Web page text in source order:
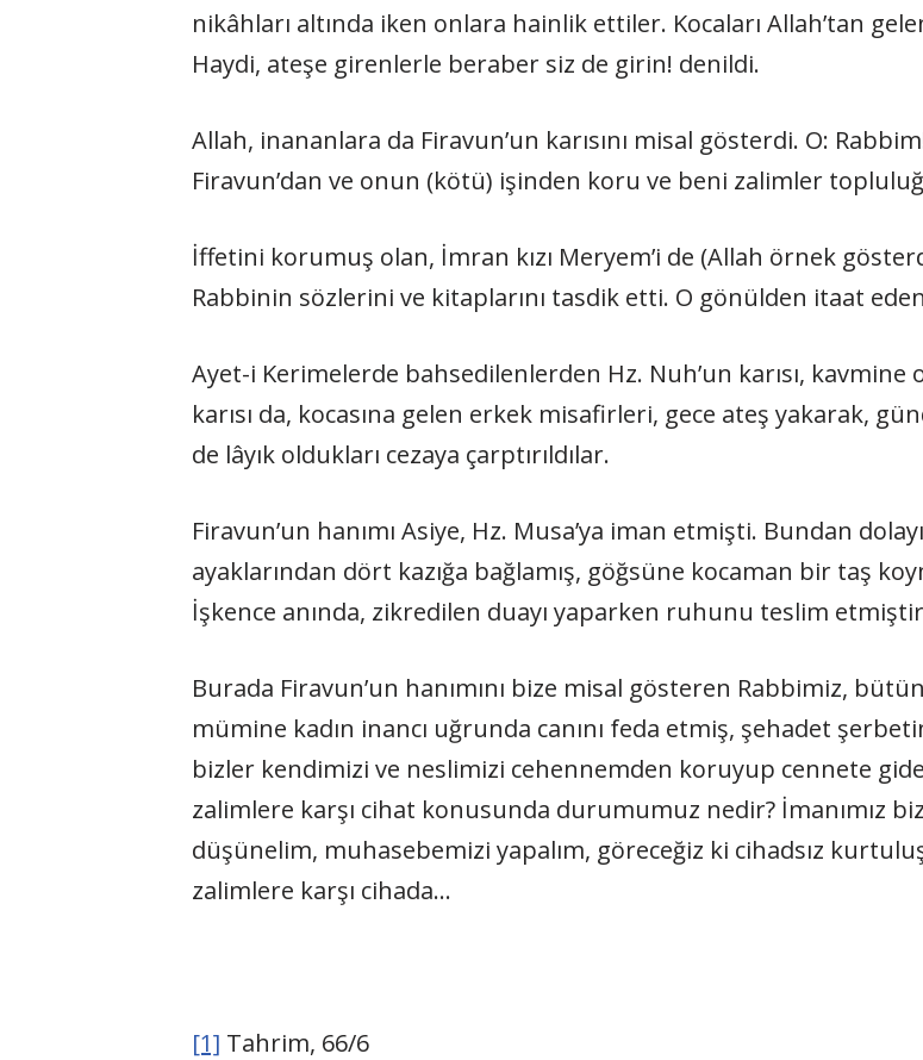
nikâhları altında iken onlara hainlik ettiler. Kocaları Allah’tan
Haydi, ateşe girenlerle beraber siz de girin! denildi.
Allah, inananlara da Firavun’un karısını misal gösterdi. O:
Firavun’dan ve onun (kötü) işinden koru ve beni zalimler
İffetini korumuş olan, İmran kızı Meryem’i de (Allah örnek
Rabbinin sözlerini ve kitaplarını tasdik etti. O gönülden itaat
Ayet-i Kerimelerde bahsedilenlerden Hz. Nuh’un karısı,
karısı da, kocasına gelen erkek misafirleri, gece ateş yakarak,
de lâyık oldukları cezaya çarptırıldılar.
Firavun’un hanımı Asiye, Hz. Musa’ya iman etmişti. Bundan
ayaklarından dört kazığa bağlamış, göğsüne kocaman bir taş
İşkence anında, zikredilen duayı yaparken ruhunu teslim
Burada Firavun’un hanımını bize misal gösteren Rabbimiz,
mümine kadın inancı uğrunda canını feda etmiş, şehadet
bizler kendimizi ve neslimizi cehennemden koruyup cennete
zalimlere karşı cihat konusunda durumumuz nedir? İmanımız
düşünelim, muhasebemizi yapalım, göreceğiz ki cihadsız
zalimlere karşı cihada…
[1] Tahrim, 66/6